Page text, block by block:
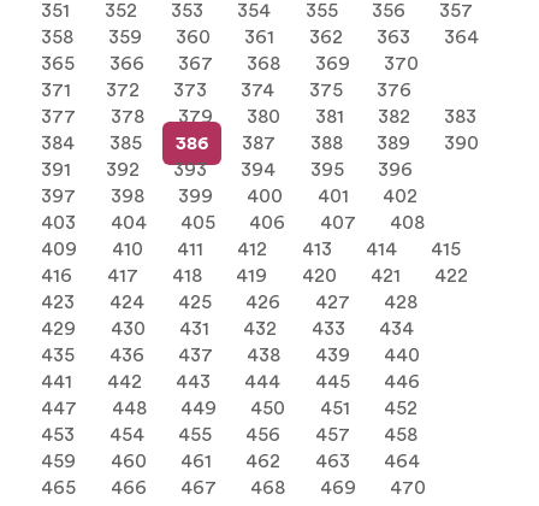
351
352 353 354 355 356
357
358
359 360 361 362 363
364
365
366 367 368 369
370
371
372 373 374 375
376
377
378 379 380 381 382
383
384
385 386 387 388 389
390
391
392 393 394 395
396
397
398 399 400 401
402
403
404 405 406 407
408
409
410 411 412 413 414
415
416
417 418 419 420 421
422
423
424 425 426 427
428
429
430 431 432 433
434
435
436 437 438 439
440
441
442 443 444 445
446
447
448 449 450 451
452
453
454 455 456 457
458
459
460 461 462 463
464
465
466 467 468 469
470